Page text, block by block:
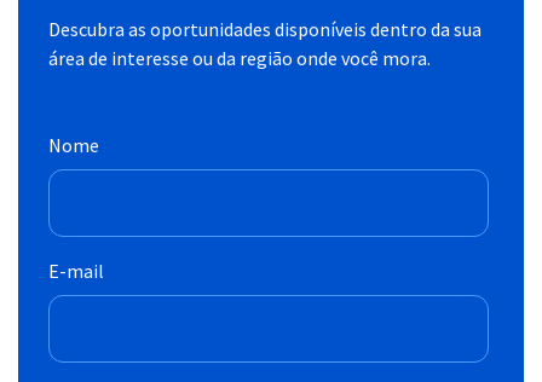
Descubra as oportunidades disponíveis dentro da sua
área de interesse ou da região onde você mora.
Nome
E-mail